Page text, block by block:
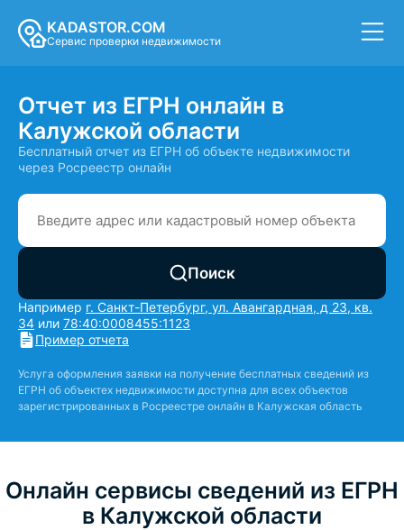
KADASTOR.COM
Сервис проверки недвижимости
Отчет из ЕГРН онлайн в
Калужской области
Бесплатный отчет из ЕГРН об объекте недвижимости
через Росреестр онлайн
Поиск
Например г. Санкт-Петербург, ул. Авангардная, д 23, кв.
34 или 78:40:0008455:1123
Пример отчета
Услуга оформления заявки на получение бесплатных сведений из
ЕГРН об объектех недвижимости доступна для всех объектов
зарегистрированных в Росреестре онлайн в Калужская область
Онлайн сервисы сведений из ЕГРН
в Калужской области